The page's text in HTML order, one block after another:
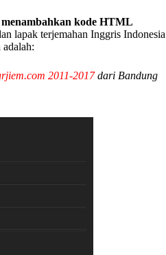
kode HTML
lapak terjemahan Inggris Indonesia
2011-2017dari Bandung